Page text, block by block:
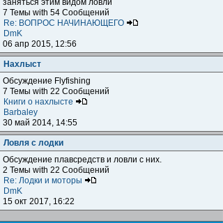
заняться этим видом ловли
7 Темы with 54 Сообщений
Re: ВОПРОС НАЧИНАЮЩЕГО
DmK
06 апр 2015, 12:56
Нахлыст
Обсуждение Flyfishing
7 Темы with 22 Сообщений
Книги о нахлысте
Barbaley
30 май 2014, 14:55
Ловля с лодки
Обсуждение плавсредств и ловли с них.
2 Темы with 22 Сообщений
Re: Лодки и моторы
DmK
15 окт 2017, 16:22